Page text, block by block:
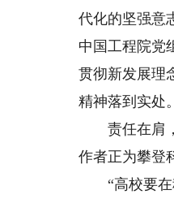
代化的坚强意
中国工程院党
贯彻新发展理
精神落到实处。
责任在肩，
作者正为攀登
“高校要在